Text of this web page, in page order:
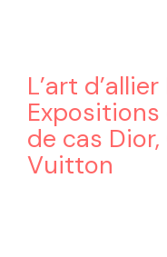
L’art
Expositions
de cas
Vuitton